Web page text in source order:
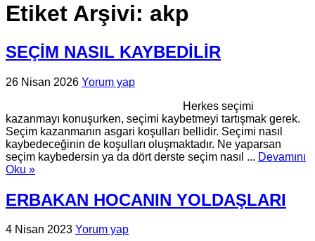
Etiket Arşivi: akp
SEÇİM NASIL KAYBEDİLİR
26 Nisan 2026 Yorum yap
Herkes seçimi
kazanmayı konuşurken, seçimi kaybetmeyi tartışmak gerek.
Seçim kazanmanın asgari koşulları bellidir. Seçimi nasıl
kaybedeceğinin de koşulları oluşmaktadır. Ne yaparsan
seçim kaybedersin ya da dört derste seçim nasıl ... Devamını
Oku »
ERBAKAN HOCANIN YOLDAŞLARI
4 Nisan 2023 Yorum yap